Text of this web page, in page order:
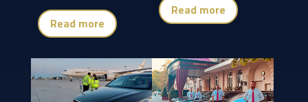
Read more
Read more